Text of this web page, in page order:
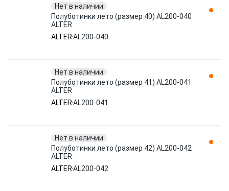
Нет в наличии
Полуботинки лето (размер 40) AL200-040
ALTER
ALTERAL200-040
Нет в наличии
Полуботинки лето (размер 41) AL200-041
ALTER
ALTERAL200-041
Нет в наличии
Полуботинки лето (размер 42) AL200-042
ALTER
ALTERAL200-042